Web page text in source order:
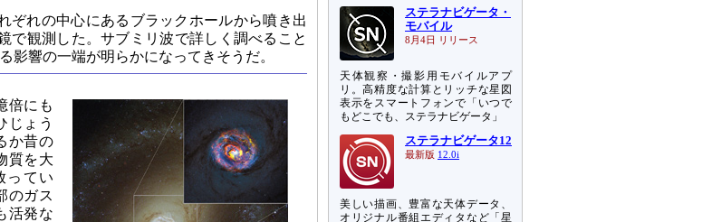
ぞれの中心にあるブラックホールから噴き出
で観測した。サブミリ波で詳しく調べること
影響の一端が明らかになってきそうだ。
倍にも
じょう
か昔の
質を大
ってい
のガス
活発な
ステラナビゲータ・
モバイル
8月4日 リリース
天体観察・撮影用モバイルアプ
リ。高精度な計算とリッチな星図
表示をスマートフォンで「いつで
もどこでも、ステラナビゲータ」
ステラナビゲータ12
最新版 12.0i
美しい描画、豊富な天体データ、
オリジナル番組エディタなど「星